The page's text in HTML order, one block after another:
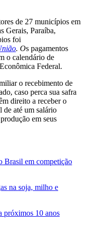
de 27 municípios em
Gerais, Paraíba,
foi
. Os pagamentos
o calendário de
Federal.
o recebimento de
caso perca sua safra
direito a receber o
de até um salário
em seus
Brasil em competição
na soja, milho e
próximos 10 anos